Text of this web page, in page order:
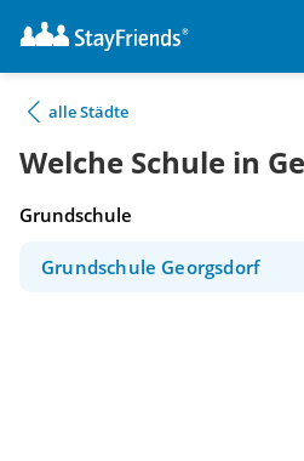
alle Städte
Welche Schule in
Grundschule
Grundschule Georgsdorf